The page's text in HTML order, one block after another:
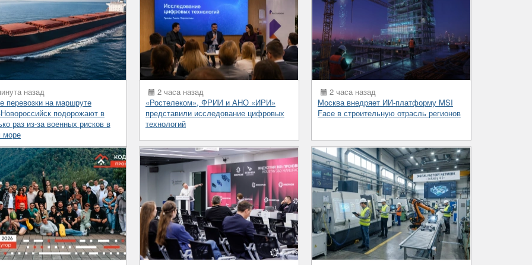
назад
перевозки на маршруте
подорожают в
раз из-за военных рисков в
море
2 часа назад
«Ростелеком», ФРИИ и АНО «ИРИ»
представили исследование цифровых
технологий
2 часа назад
Москва внедряет ИИ-платформу MSI
Face в строительную отрасль регионов